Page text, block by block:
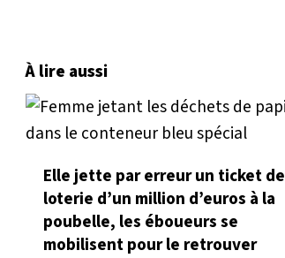
À lire aussi
Elle jette par erreur un ticket de
loterie d’un million d’euros à la
poubelle, les éboueurs se
mobilisent pour le retrouver